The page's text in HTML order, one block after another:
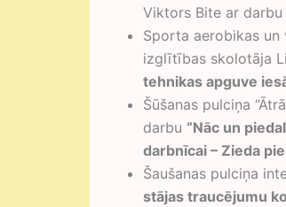
Viktors Bite ar darbu
Sporta aerobikas
izglītības skolotāja
tehnikas apguve
Šūšanas pulciņa
darbu “Nāc un
darbnīcai – Zieda
Šaušanas pulciņa
stājas traucējumu